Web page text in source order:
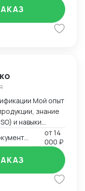
Мой опыт
знание
и навыки
задачи по
по
от14
000 ₽